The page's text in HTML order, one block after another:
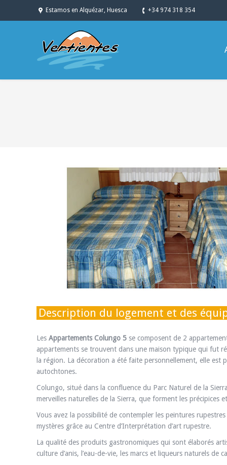
Estamos en Alquézar, Huesca +34 974 318 354
Description du logement et des
Les Appartements Colungo 5 se composent de 2
appartements se trouvent dans une maison typique qui fut
la région. La décoration a été faite personnellement, elle est
autochtones.
Colungo, situé dans la confluence du Parc Naturel de la
merveilles naturelles de la Sierra, que forment les précipices
Vous avez la possibilité de contempler les peintures
mystères grâce au Centre d’Interprétation d’art rupestre.
La qualité des produits gastronomiques qui sont élaborés
culture d’anis, l’eau-de-vie, les marcs et liqueurs naturels de